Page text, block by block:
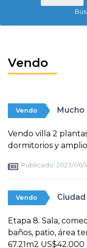
Vendo
Vendo Mucho
Vendo villa 2
dormitorios y
Publicado: 2023/06/
Vendo
Etapa 8. Sala,
baños, patio, área
67.21m2